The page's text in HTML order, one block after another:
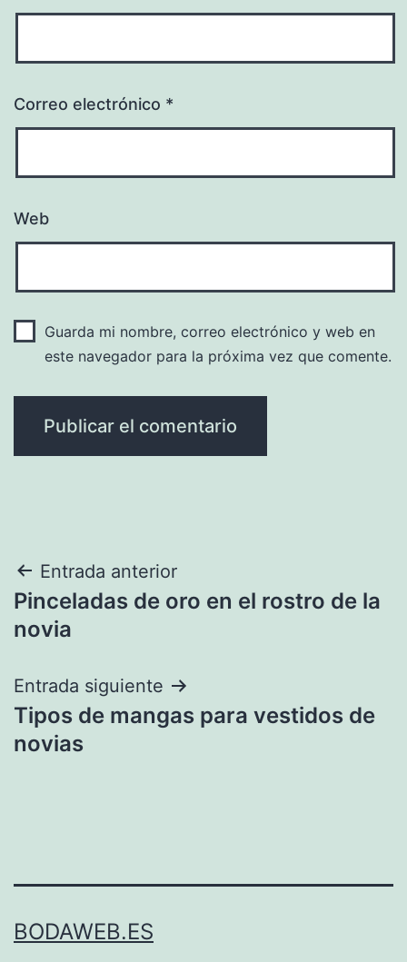
Correo electrónico *
Web
Guarda mi nombre, correo electrónico y web en
este navegador para la próxima vez que comente.
Navegación
de
Entrada anterior
Pinceladas de oro en el rostro de la
novia
Entrada siguiente
Tipos de mangas para vestidos de
novias
BODAWEB.ES